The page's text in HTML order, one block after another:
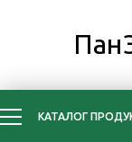
КАТАЛОГ